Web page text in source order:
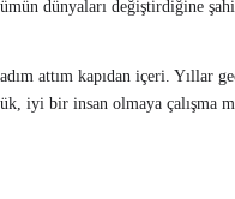
dünyaları değiştirdiğine
attım kapıdan içeri. Yıllar
iyi bir insan olmaya çalışma